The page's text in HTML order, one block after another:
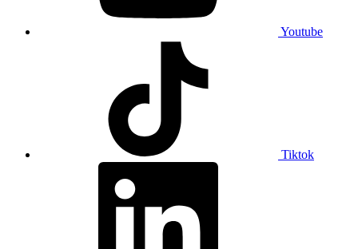
Youtube
Tiktok